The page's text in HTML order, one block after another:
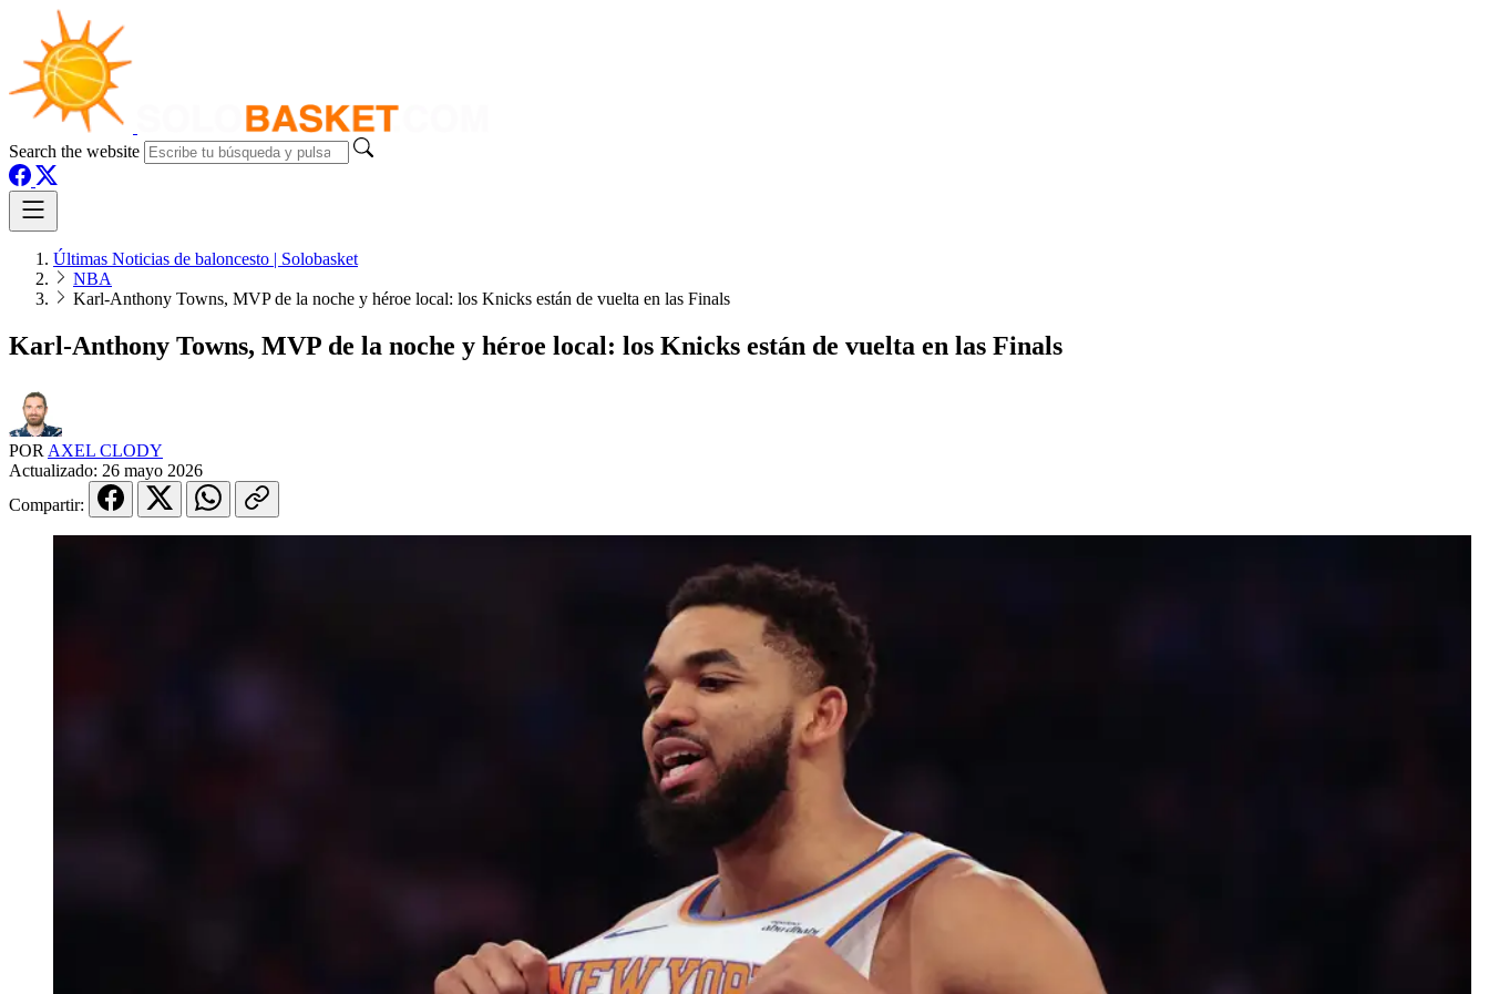
Search the website
Últimas Noticias de baloncesto | Solobasket
NBA
Karl-Anthony Towns, MVP de la noche y héroe local: los Knicks están de vuelta en las Finals
Karl-Anthony Towns, MVP de la noche y héroe local: los Knicks están de vuelta en las Finals
POR AXEL CLODY
Actualizado: 26 mayo 2026
Compartir: